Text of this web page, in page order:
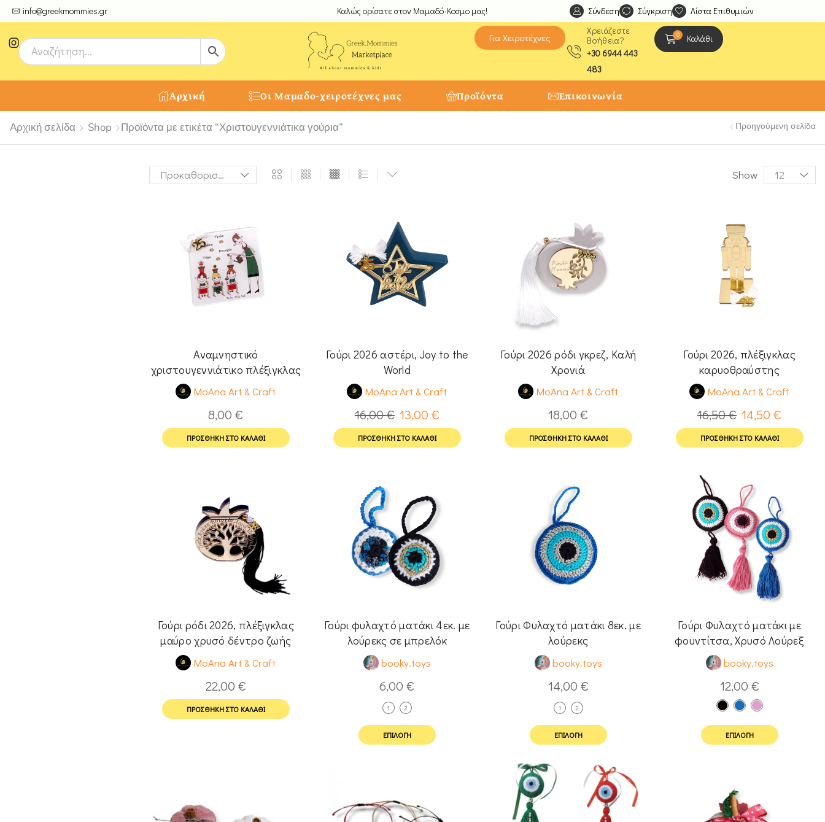
info@greekmommies.gr
μοναδικές δημιουργίες από τους Χειροτέχνες μας! Καλώς ορίσατε στον Μαμαδό-Κοσμο μας! Ανακαλύψτε μοναδικές δημιουργίες από τους
Σύνδεση Σύγκριση Λίστα Επιθυμιών
Για Χειροτέχνες
Χρειάζεστε
Βοήθεια?
+30 6944 443
483
0 Καλάθι
Αρχική Οι Μαμαδο-χειροτέχνες μας Προϊόντα Επικοινωνία
Αρχική σελίδα Shop Προϊόντα με ετικέτα “Χριστουγεννιάτικα γούρια” Προηγούμενη σελίδα
Show
Αναμνηστικό
χριστουγεννιάτικο πλέξιγκλας
σουβέρ για δασκάλα
MoAna Art & Craft
8,00€
ΠΡΟΣΘΉΚΗ ΣΤΟ ΚΑΛΆΘΙ
Γούρι 2026 αστέρι, Joy to the
World
MoAna Art & Craft
16,00€ 13,00 €
ΠΡΟΣΘΉΚΗ ΣΤΟ ΚΑΛΆΘΙ
Γούρι 2026 ρόδι γκρεζ, Καλή
Χρονιά
MoAna Art & Craft
18,00€
ΠΡΟΣΘΉΚΗ ΣΤΟ ΚΑΛΆΘΙ
Γούρι 2026, πλέξιγκλας
καρυοθραύστης
MoAna Art & Craft
16,50€ 14,50€
ΠΡΟΣΘΉΚΗ ΣΤΟ ΚΑΛΆΘΙ
Γούρι ρόδι 2026, πλέξιγκλας
μαύρο χρυσό δέντρο ζωής
MoAna Art & Craft
22,00 €
ΠΡΟΣΘΉΚΗ ΣΤΟ ΚΑΛΆΘΙ
Γούρι φυλαχτό ματάκι 4εκ. με
λούρεκς σε μπρελόκ
booky.toys
6,00€
1 2
ΕΠΙΛΟΓΉ
Γούρι Φυλαχτό ματάκι 8εκ. με
λούρεκς
booky.toys
14,00 €
1 2
ΕΠΙΛΟΓΉ
Γούρι Φυλαχτό ματάκι με
φουντίτσα, Χρυσό Λούρεξ
(8εκ.)
booky.toys
12,00 €
ΕΠΙΛΟΓΉ